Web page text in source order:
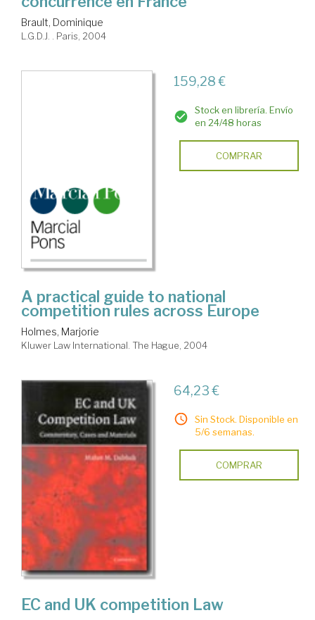
Brault, Dominique
L.G.D.J. . Paris, 2004
159,28 €
Stock en librería. Envío
en 24/48 horas
COMPRAR
A practical guide to national
competition rules across Europe
Holmes, Marjorie
Kluwer Law International. The Hague, 2004
64,23 €
Sin Stock. Disponible en
5/6 semanas.
COMPRAR
EC and UK competition Law